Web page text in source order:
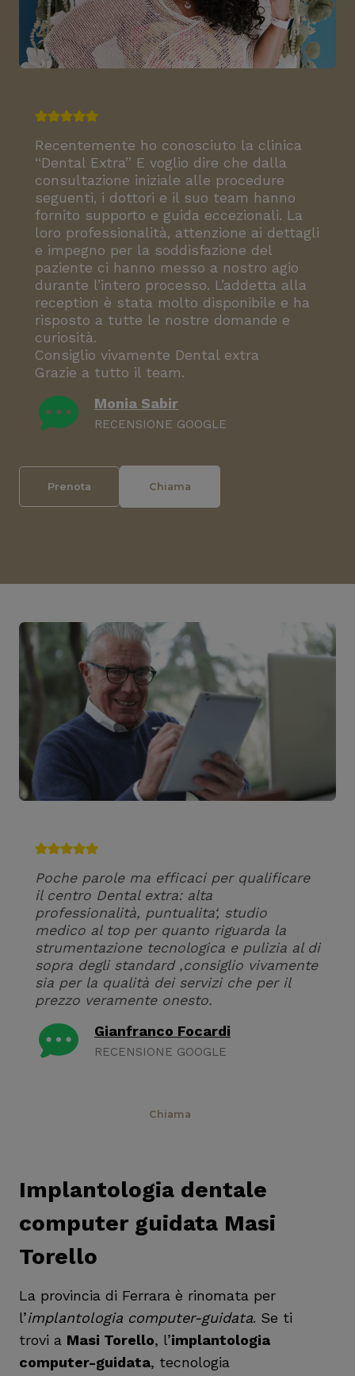
Recentemente ho conosciuto la clinica
“Dental Extra” E voglio dire che dalla
consultazione iniziale alle procedure
seguenti, i dottori e il suo team hanno
fornito supporto e guida eccezionali. La
loro professionalità, attenzione ai dettagli
e impegno per la soddisfazione del
paziente ci hanno messo a nostro agio
durante l’intero processo. L’addetta alla
reception è stata molto disponibile e ha
risposto a tutte le nostre domande e
curiosità.
Consiglio vivamente Dental extra
Grazie a tutto il team.
Monia Sabir
RECENSIONE GOOGLE
Prenota Chiama
Poche parole ma efficaci per qualificare
il centro Dental extra: alta
professionalità, puntualita‘, studio
medico al top per quanto riguarda la
strumentazione tecnologica e pulizia al di
sopra degli standard ,consiglio vivamente
sia per la qualità dei servizi che per il
prezzo veramente onesto.
Gianfranco Focardi
RECENSIONE GOOGLE
Chiama
Implantologia dentale
computer guidata Masi
Torello
La provincia di Ferrara è rinomata per
l’implantologia computer-guidata. Se ti
trovi a Masi Torello, l’implantologia
computer-guidata, tecnologia